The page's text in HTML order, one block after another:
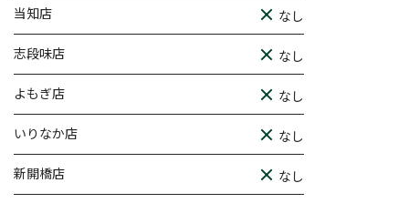
当知店 なし
志段味店 なし
よもぎ店 なし
いりなか店 なし
新開橋店 なし